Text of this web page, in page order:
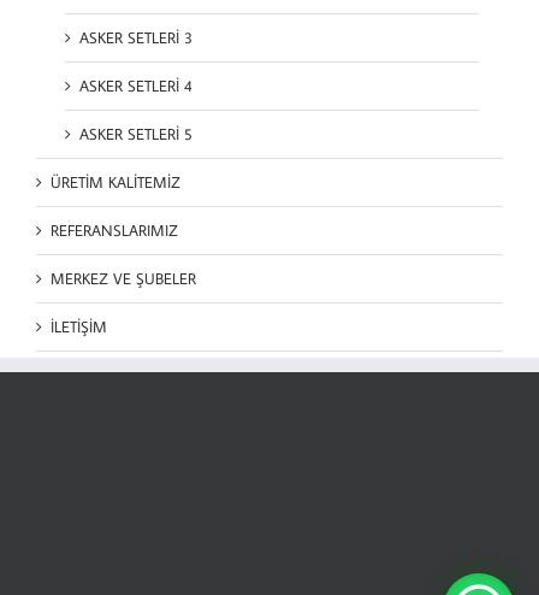
ASKER SETLERİ 3
ASKER SETLERİ 4
ASKER SETLERİ 5
ÜRETİM KALİTEMİZ
REFERANSLARIMIZ
MERKEZ VE ŞUBELER
İLETİŞİM